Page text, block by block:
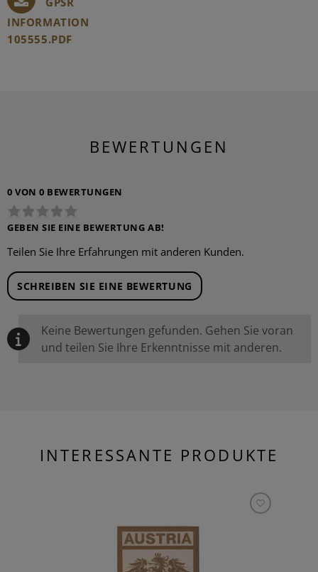
INFORMATION
105555.PDF
BEWERTUNGEN
0 VON 0 BEWERTUNGEN
GEBEN SIE EINE BEWERTUNG AB!
Teilen Sie Ihre Erfahrungen mit anderen Kunden.
SCHREIBEN SIE EINE BEWERTUNG
Keine Bewertungen gefunden. Gehen Sie voran
und teilen Sie Ihre Erkenntnisse mit anderen.
INTERESSANTE PRODUKTE